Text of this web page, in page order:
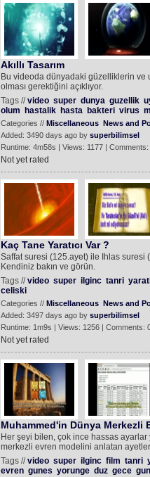
Akıllı Tasarım
Bu videoda dünyadaki güzelliklerin ve
olması gerektiğini açıklıyor.
Tags //video super dunya guzellik
olum
hastalik hasta bakteri virus
Categories // Miscellaneous News and
Added: 3490 days ago by superbilimsel
Runtime: 4m58s | Views: 1177 | Comments:
Not yet rated
Kaç Tane Yaratıcı Var ?
Saffat suresi (125.ayet) ile Ihlas suresi
Kendiniz bakın ve görün.
Tags //video super ilginc tanri
celiski
Categories // Miscellaneous News and
Added: 3497 days ago by superbilimsel
Runtime: 1m9s | Views: 1256 | Comments:
Not yet rated
Muhammed'in Dünya Merkezli
Her şeyi bilen, çok ince hassas ayarlar
merkezli evren modelini anlatan
Tags //video super ilginc film tanri
evren gunes yorunge duz gece